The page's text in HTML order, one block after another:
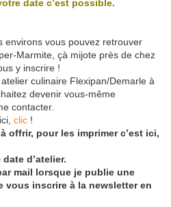
date c’est possible.
environs vous pouvez retrouver
Marmite, çà mijote près de chez
y inscrire !
culinaire Flexipan/Demarle à
devenir vous-même
contacter.
clic !
offrir, pour les imprimer c’est ici,
d’atelier.
mail lorsque je publie une
vous inscrire à la newsletter en